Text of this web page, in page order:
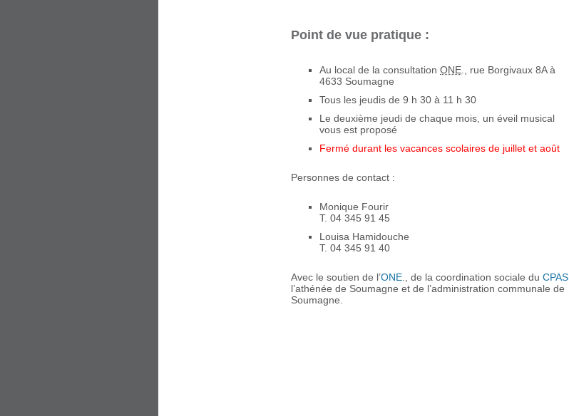
Point de vue pratique :
Au local de la consultation ONE ., rue Borgivaux 8A à
4633 Soumagne
Tous les jeudis de 9 h 30 à 11 h 30
Le deuxième jeudi de chaque mois, un éveil musical
vous est proposé
Fermé durant les vacances scolaires de juillet et août
Personnes de contact :
Monique Fourir
T. 04 345 91 45
Louisa Hamidouche
T. 04 345 91 40
Avec le soutien de l’ONE ., de la coordination sociale du CPAS
l’athénée de Soumagne et de l’administration communale de
Soumagne.